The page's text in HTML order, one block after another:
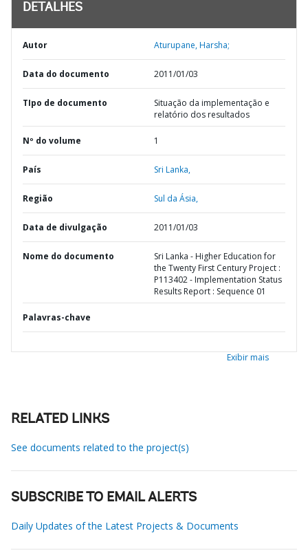
DETALHES
Autor Aturupane, Harsha;
Data do documento 2011/01/03
TIpo de documento
Situação da implementação e
relatório dos resultados
Nº do volume 1
País Sri Lanka,
Região Sul da Ásia,
Data de divulgação 2011/01/03
Nome do documento
Sri Lanka - Higher Education for
the Twenty First Century Project :
P113402 - Implementation Status
Results Report : Sequence 01
Palavras-chave
Exibir mais
RELATED LINKS
See documents related to the project(s)
SUBSCRIBE TO EMAIL ALERTS
Daily Updates of the Latest Projects & Documents